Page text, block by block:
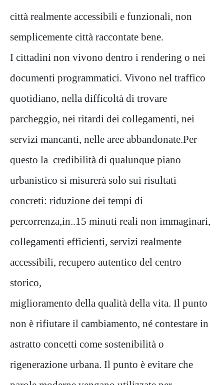
città realmente accessibili e funzionali, non
semplicemente città raccontate bene.
I cittadini non vivono dentro i rendering o nei
documenti programmatici. Vivono nel traffico
quotidiano, nella difficoltà di trovare
parcheggio, nei ritardi dei collegamenti, nei
servizi mancanti, nelle aree abbandonate.Per
questo la credibilità di qualunque piano
urbanistico si misurerà solo sui risultati
concreti: riduzione dei tempi di
percorrenza,in..15 minuti reali non immaginari,
collegamenti efficienti, servizi realmente
accessibili, recupero autentico del centro
storico,
miglioramento della qualità della vita. Il punto
non è rifiutare il cambiamento, né contestare in
astratto concetti come sostenibilità o
rigenerazione urbana. Il punto è evitare che